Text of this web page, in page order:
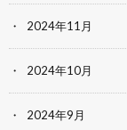
2024年11月
2024年10月
2024年9月